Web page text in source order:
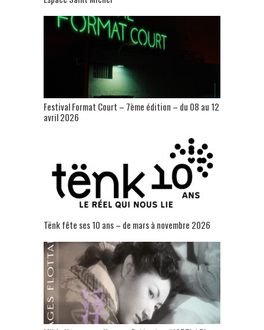
Festival Format Court – 7ème édition – du 08 au 12
avril 2026
Tënk fête ses 10 ans – de mars à novembre 2026